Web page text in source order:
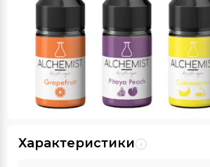
Характеристики